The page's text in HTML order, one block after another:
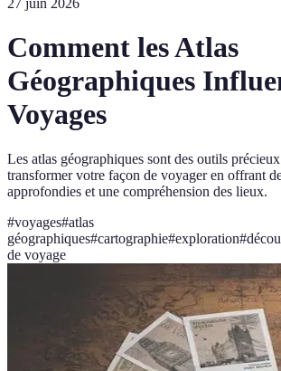
27 juin 2026
Comment les Atlas
Géographiques
Voyages
Les atlas géographiques sont des outils
transformer votre façon de voyager en offrant
approfondies et une compréhension des lieux.
#voyages#atlas
géographiques#cartographie#exploration#
de voyage